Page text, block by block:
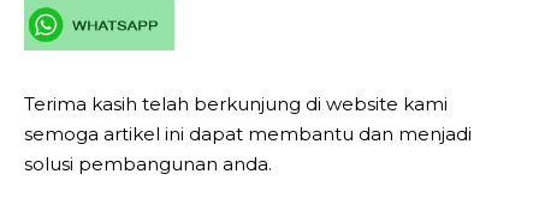
Terima kasih telah berkunjung di website kami
semoga artikel ini dapat membantu dan menjadi
solusi pembangunan anda.